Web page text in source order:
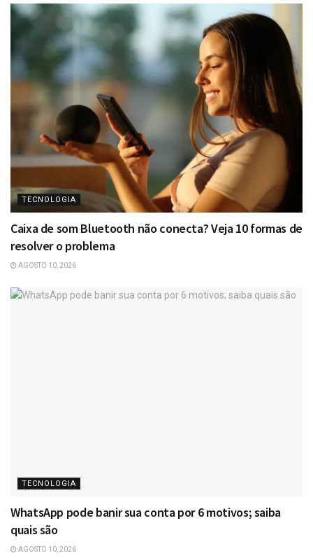
TECNOLOGIA
Caixa de som Bluetooth não conecta? Veja 10 formas de
resolver o problema
AGOSTO 10, 2026
TECNOLOGIA
WhatsApp pode banir sua conta por 6 motivos; saiba
quais são
AGOSTO 10, 2026